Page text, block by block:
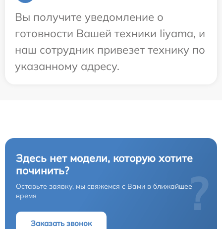
Вы получите уведомление о
готовности Вашей техники Iiyama, и
наш сотрудник привезет технику по
указанному адресу.
Здесь нет модели, которую хотите
починить?
Оставьте заявку, мы свяжемся с Вами в ближайшее
время
Заказать звонок
?